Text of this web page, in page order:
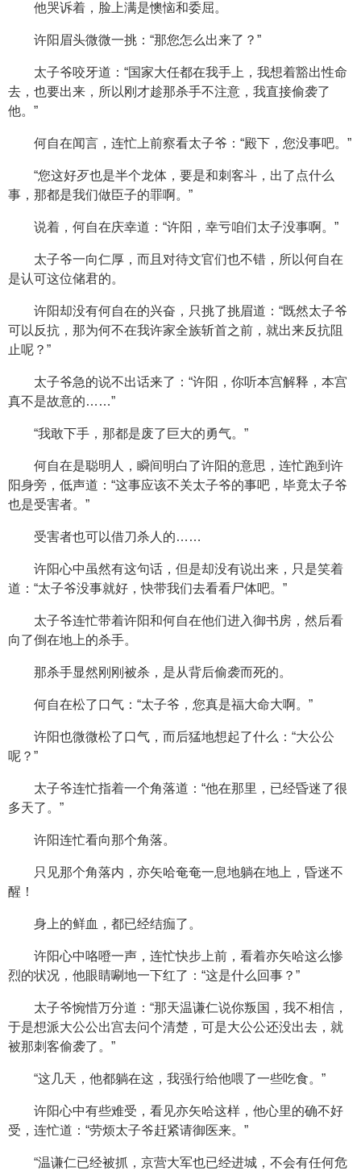
他哭诉着，脸上满是懊恼和委屈。
许阳眉头微微一挑：“那您怎么出来了？”
太子爷咬牙道：“国家大任都在我手上，我想着豁出性命
去，也要出来，所以刚才趁那杀手不注意，我直接偷袭了
他。”
何自在闻言，连忙上前察看太子爷：“殿下，您没事吧。”
“您这好歹也是半个龙体，要是和刺客斗，出了点什么
事，那都是我们做臣子的罪啊。”
说着，何自在庆幸道：“许阳，幸亏咱们太子没事啊。”
太子爷一向仁厚，而且对待文官们也不错，所以何自在
是认可这位储君的。
许阳却没有何自在的兴奋，只挑了挑眉道：“既然太子爷
可以反抗，那为何不在我许家全族斩首之前，就出来反抗阻
止呢？”
太子爷急的说不出话来了：“许阳，你听本宫解释，本宫
真不是故意的……”
“我敢下手，那都是废了巨大的勇气。”
何自在是聪明人，瞬间明白了许阳的意思，连忙跑到许
阳身旁，低声道：“这事应该不关太子爷的事吧，毕竟太子爷
也是受害者。”
受害者也可以借刀杀人的……
许阳心中虽然有这句话，但是却没有说出来，只是笑着
道：“太子爷没事就好，快带我们去看看尸体吧。”
太子爷连忙带着许阳和何自在他们进入御书房，然后看
向了倒在地上的杀手。
那杀手显然刚刚被杀，是从背后偷袭而死的。
何自在松了口气：“太子爷，您真是福大命大啊。”
许阳也微微松了口气，而后猛地想起了什么：“大公公
呢？”
太子爷连忙指着一个角落道：“他在那里，已经昏迷了很
多天了。”
许阳连忙看向那个角落。
只见那个角落内，亦矢哈奄奄一息地躺在地上，昏迷不
醒！
身上的鲜血，都已经结痂了。
许阳心中咯噔一声，连忙快步上前，看着亦矢哈这么惨
烈的状况，他眼睛唰地一下红了：“这是什么回事？”
太子爷惋惜万分道：“那天温谦仁说你叛国，我不相信，
于是想派大公公出宫去问个清楚，可是大公公还没出去，就
被那刺客偷袭了。”
“这几天，他都躺在这，我强行给他喂了一些吃食。”
许阳心中有些难受，看见亦矢哈这样，他心里的确不好
受，连忙道：“劳烦太子爷赶紧请御医来。”
“温谦仁已经被抓，京营大军也已经进城，不会有任何危